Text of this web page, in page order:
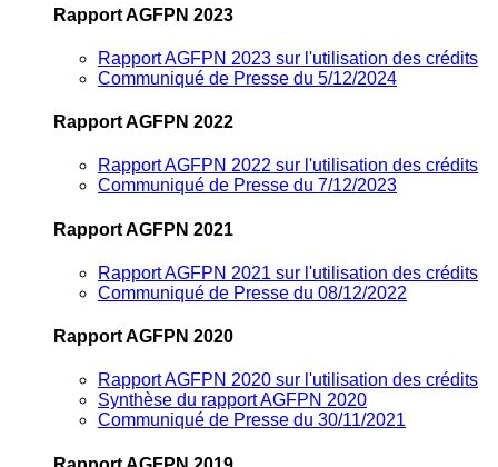
Rapport AGFPN 2023
Rapport AGFPN 2023 sur l'utilisation des crédits
Communiqué de Presse du 5/12/2024
Rapport AGFPN 2022
Rapport AGFPN 2022 sur l'utilisation des crédits
Communiqué de Presse du 7/12/2023
Rapport AGFPN 2021
Rapport AGFPN 2021 sur l'utilisation des crédits
Communiqué de Presse du 08/12/2022
Rapport AGFPN 2020
Rapport AGFPN 2020 sur l'utilisation des crédits
Synthèse du rapport AGFPN 2020
Communiqué de Presse du 30/11/2021